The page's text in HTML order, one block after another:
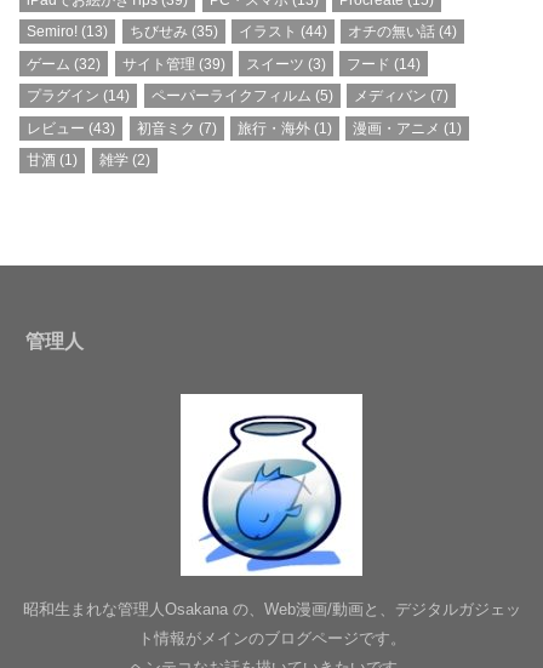
Semiro! (13) ちびせみ (35) イラスト (44) オチの無い話 (4)
ゲーム (32) サイト管理 (39) スイーツ (3) フード (14)
プラグイン (14) ペーパーライクフィルム (5) メディバン (7)
レビュー (43) 初音ミク (7) 旅行・海外(1) 漫画・アニメ (1)
甘酒 (1) 雑学(2)
管理人
昭和生まれな管理人Osakana の、Web漫画/動画と、デジタルガジェッ
ト情報がメインのブログページです。